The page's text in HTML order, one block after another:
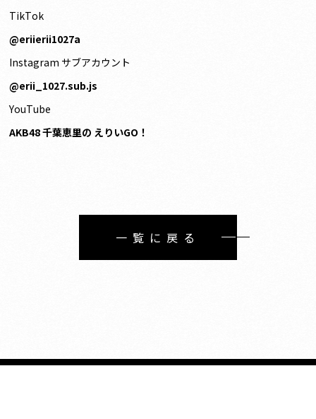
TikTok
@eriierii1027a
Instagram サブアカウント
@erii_1027.sub.js
YouTube
AKB48 千葉恵里の えりいGO！
一覧に戻る